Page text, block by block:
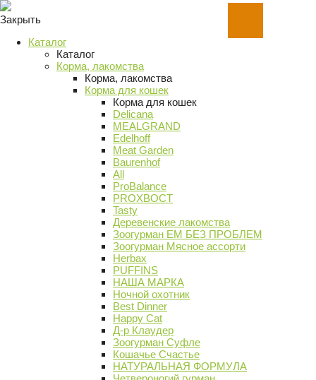
Закрыть
Каталог
Каталог
Корма, лакомства
Корма, лакомства
Корма для кошек
Корма для кошек
Delicana
MEALGRAND
Edelhoff
Meat Garden
Baurenhof
All
ProBalance
PROХВОСТ
Tasty
Деревенские лакомства
Зоогурман ЕМ БЕЗ ПРОБЛЕМ
Зоогурман Мясное ассорти
Herbax
PUFFINS
НАША МАРКА
Ночной охотник
Best Dinner
Happy Cat
Д-р Клаудер
Зоогурман Суфле
Кошачье Счастье
НАТУРАЛЬНАЯ ФОРМУЛА